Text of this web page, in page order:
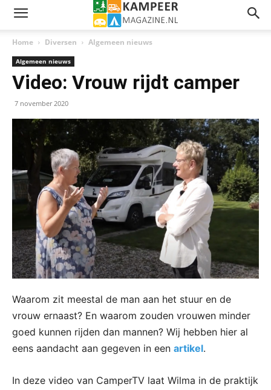
Home Diversen Algemeen nieuws
Algemeen nieuws
Video: Vrouw rijdt camper
7 november 2020
Waarom zit meestal de man aan het stuur en de
vrouw ernaast? En waarom zouden vrouwen minder
goed kunnen rijden dan mannen? Wij hebben hier al
eens aandacht aan gegeven in een artikel.
In deze video van CamperTV laat Wilma in de praktijk